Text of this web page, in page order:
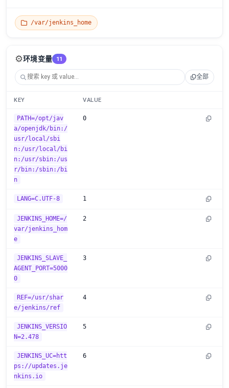
/var/jenkins_home
⚙️环境变量 11
全部
KEY VALUE
PATH=/opt/jav
a/openjdk/bin:/
usr/local/sbi
n:/usr/local/bi
n:/usr/sbin:/us
r/bin:/sbin:/bi
n
0
LANG=C.UTF-8 1
JENKINS_HOME=/
var/jenkins_hom
e
2
JENKINS_SLAVE_
AGENT_PORT=5000
0
3
REF=/usr/shar
e/jenkins/ref
4
JENKINS_VERSIO
N=2.478
5
JENKINS_UC=htt
ps://updates.je
nkins.io
6